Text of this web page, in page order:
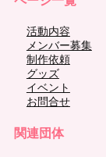
活動内容
メンバー募集
制作依頼
グッズ
イベント
お問合せ
関連団体